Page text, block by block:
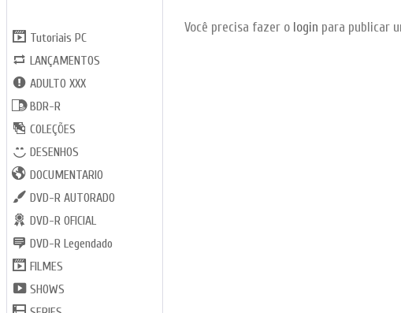
Você precisa fazer o login para publicar
Tutoriais PC
LANÇAMENTOS
ADULTO XXX
BDR-R
COLEÇÕES
DESENHOS
DOCUMENTARIO
DVD-R AUTORADO
DVD-R OFICIAL
DVD-R Legendado
FILMES
SHOWS